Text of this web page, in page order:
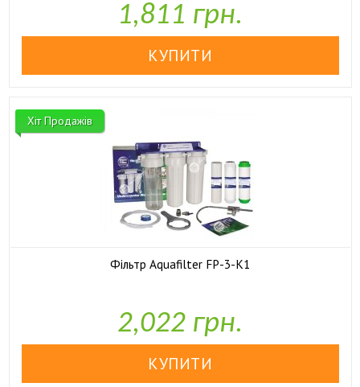
1,811 грн.
Хіт Продажів
Фільтр Aquafilter FP-3-K1
2,022 грн.